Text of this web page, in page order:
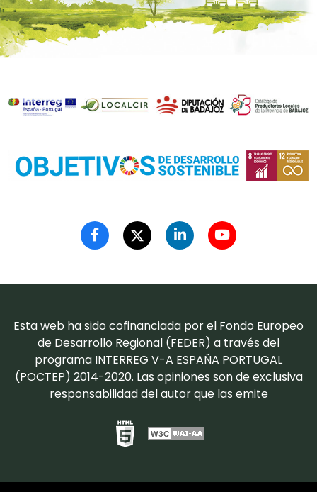
Esta web ha sido cofinanciada por el Fondo Europeo
de Desarrollo Regional (FEDER) a través del
programa INTERREG V-A ESPAÑA PORTUGAL
(POCTEP) 2014-2020. Las opiniones son de exclusiva
responsabilidad del autor que las emite